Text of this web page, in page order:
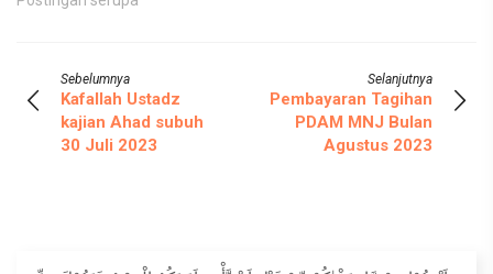
Sebelumnya
Kafallah Ustadz
kajian Ahad subuh
30 Juli 2023
Selanjutnya
Pembayaran Tagihan
PDAM MNJ Bulan
Agustus 2023